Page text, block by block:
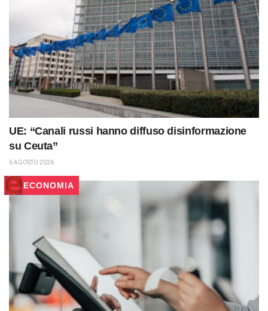
UE: “Canali russi hanno diffuso disinformazione
su Ceuta”
6 AGOSTO 2026
ECONOMIA